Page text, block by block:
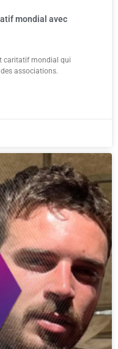
mondial avec
caritatif mondial qui
associations.